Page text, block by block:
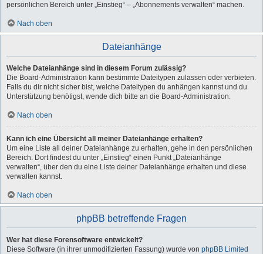
persönlichen Bereich unter „Einstieg“ – „Abonnements verwalten“ machen.
Nach oben
Dateianhänge
Welche Dateianhänge sind in diesem Forum zulässig?
Die Board-Administration kann bestimmte Dateitypen zulassen oder verbieten.
Falls du dir nicht sicher bist, welche Dateitypen du anhängen kannst und du
Unterstützung benötigst, wende dich bitte an die Board-Administration.
Nach oben
Kann ich eine Übersicht all meiner Dateianhänge erhalten?
Um eine Liste all deiner Dateianhänge zu erhalten, gehe in den persönlichen
Bereich. Dort findest du unter „Einstieg“ einen Punkt „Dateianhänge
verwalten“, über den du eine Liste deiner Dateianhänge erhalten und diese
verwalten kannst.
Nach oben
phpBB betreffende Fragen
Wer hat diese Forensoftware entwickelt?
Diese Software (in ihrer unmodifizierten Fassung) wurde von phpBB Limited